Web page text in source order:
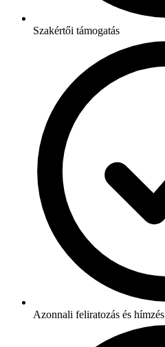
Szakértői támogatás
Azonnali feliratozás és hímzés